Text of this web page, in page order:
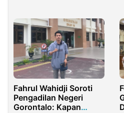
Fahrul Wahidji Soroti
Pengadilan Negeri
Gorontalo: Kapan